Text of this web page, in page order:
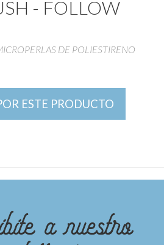
- FOLLOW
DE POLIESTIRENO
ESTE PRODUCTO
a nuestro